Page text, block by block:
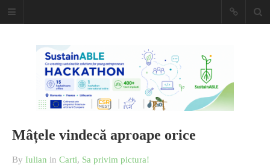
Caiet de
insemnari
DESCARCĂ!
Mâțele vindecă aproape orice
By Iulian in Carti, Sa privim pictura!